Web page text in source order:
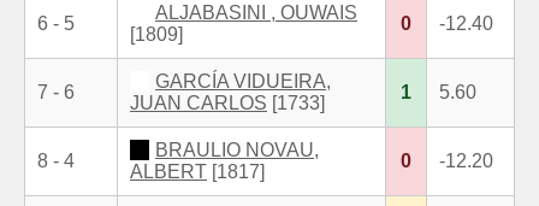
6 - 5
ALJABASINI , OUWAIS
[1809]
0 -12.40
7 - 6
GARCÍA VIDUEIRA,
JUAN CARLOS [1733]
1 5.60
8 - 4
BRAULIO NOVAU,
ALBERT [1817]
0 -12.20